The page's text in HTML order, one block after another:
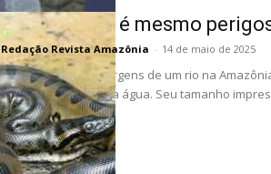
Cobra sucuri é mesmo
Redação Revista Amazônia - 14 de maio de 2025
Imagine estar às margens de um rio na
silenciosamente pela água. Seu tamanho